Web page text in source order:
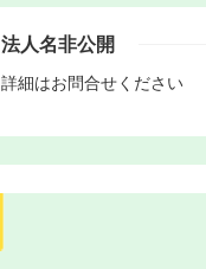
法人名非公開
詳細はお問合せください